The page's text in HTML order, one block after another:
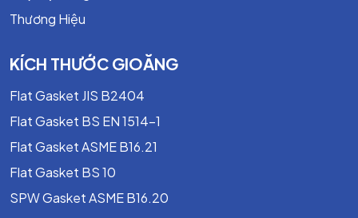
Thương Hiệu
KÍCH THƯỚC GIOĂNG
Flat Gasket JIS B2404
Flat Gasket BS EN 1514-1
Flat Gasket ASME B16.21
Flat Gasket BS 10
SPW Gasket ASME B16.20